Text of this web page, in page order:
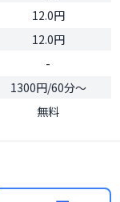
12.0円
12.0円
-
1300円/60分〜
無料